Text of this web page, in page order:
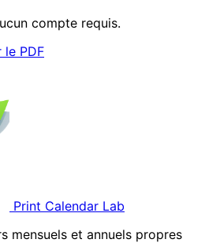
compte requis.
le PDF
Print Calendar Lab
mensuels et annuels propres